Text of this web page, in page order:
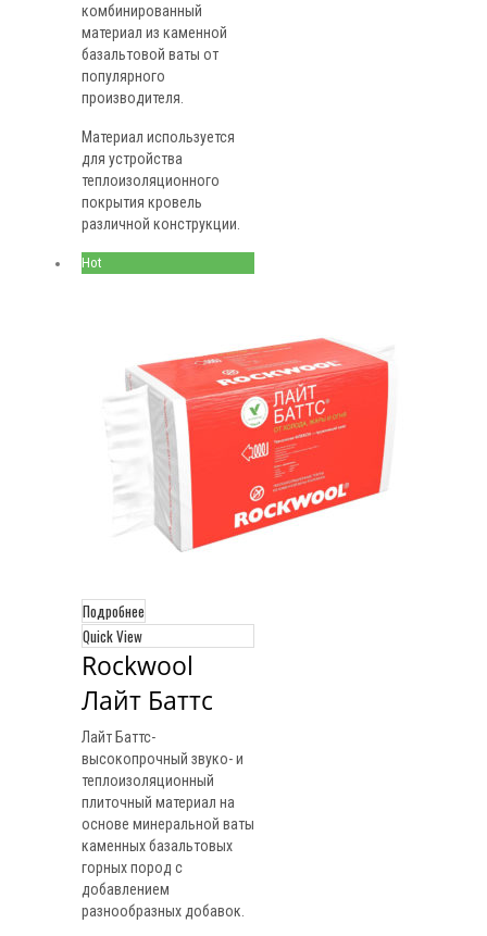
комбинированный
материал из каменной
базальтовой ваты от
популярного
производителя.
Материал используется
для устройства
теплоизоляционного
покрытия кровель
различной конструкции.
Hot
Подробнее
Quick View
Rockwool
Лайт Баттс
Лайт Баттс-
высокопрочный звуко- и
теплоизоляционный
плиточный материал на
основе минеральной ваты
каменных базальтовых
горных пород с
добавлением
разнообразных добавок.